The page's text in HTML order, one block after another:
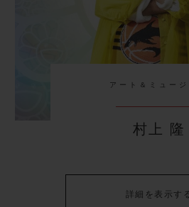
アート＆ミュージ
村上 隆
詳細を表示す